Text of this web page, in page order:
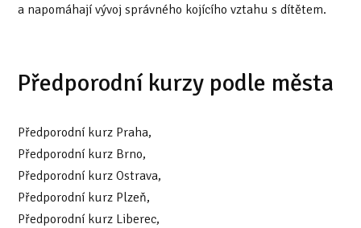
a napomáhají vývoj správného kojícího vztahu s dítětem.
Předporodní kurzy podle města
Předporodní kurz Praha,
Předporodní kurz Brno,
Předporodní kurz Ostrava,
Předporodní kurz Plzeň,
Předporodní kurz Liberec,